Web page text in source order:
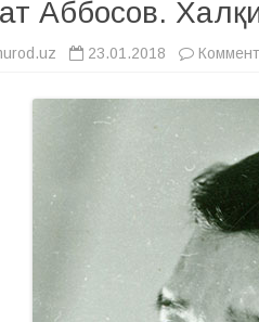
Аббосов.
23.01.2018